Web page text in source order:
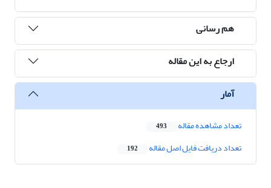
هم رسانی
ارجاع به این مقاله
آمار
تعداد مشاهده مقاله 493
تعداد دریافت فایل اصل مقاله 192